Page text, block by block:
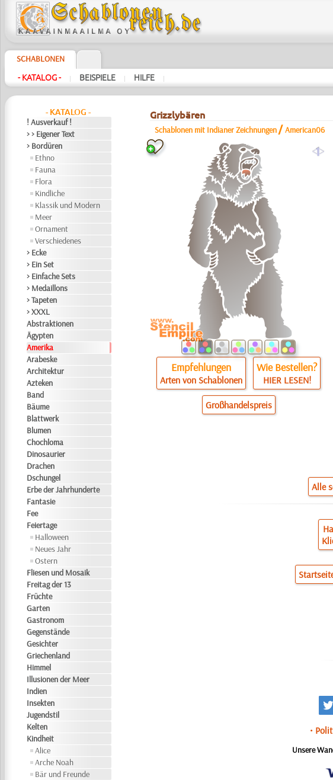
SCHABLONEN
- KATALOG - | BEISPIELE | HILFE |
- KATALOG -
! Ausverkauf !
> > Eigener Text
> Bordüren
Ethno
Fauna
Flora
Kindliche
Klassik und Modern
Meer
Ornament
Verschiedenes
> Ecke
> Ein Set
> Einfache Sets
> Medaillons
> Tapeten
> XXXL
Abstraktionen
Ägypten
Amerika
Arabeske
Architektur
Azteken
Band
Bäume
Blattwerk
Blumen
Chochloma
Dinosaurier
Drachen
Dschungel
Erbe der Jahrhunderte
Fantasie
Fee
Feiertage
Halloween
Neues Jahr
Ostern
Fliesen und Mosaik
Freitag der 13
Früchte
Garten
Gastronom
Gegenstände
Gesichter
Griechenland
Himmel
Illusionen der Meer
Indien
Insekten
Jugendstil
Kelten
Kindheit
Alice
Arche Noah
Bär und Freunde
Grizzlybären
Schablonen mit Indianer Zeichnungen /American06
a
Empfehlungen
Arten von Schablonen
Wie Bestellen?
HIER LESEN!
Großhandelspreis
Alle
•
Unsere